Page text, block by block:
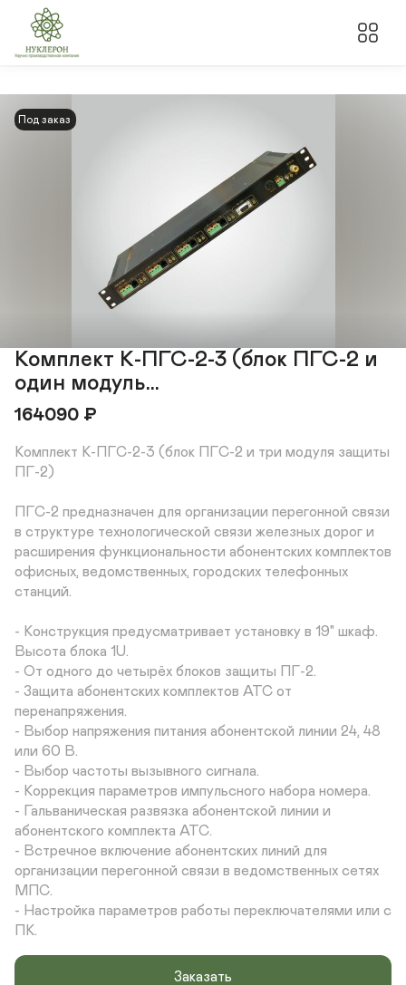
Под заказ
Комплект К-ПГС-2-3 (блок ПГС-2 и
один модуль...
164090 ₽
Комплект К-ПГС-2-3 (блок ПГС-2 и три модуля защиты
ПГ-2)
ПГС-2 предназначен для организации перегонной связи
в структуре технологической связи железных дорог и
расширения функциональности абонентских комплектов
офисных, ведомственных, городских телефонных
станций.
- Конструкция предусматривает установку в 19" шкаф.
Высота блока 1U.
- От одного до четырёх блоков защиты ПГ-2.
- Защита абонентских комплектов АТС от
перенапряжения.
- Выбор напряжения питания абонентской линии 24, 48
или 60 В.
- Выбор частоты вызывного сигнала.
- Коррекция параметров импульсного набора номера.
- Гальваническая развязка абонентской линии и
абонентского комплекта АТС.
- Встречное включение абонентских линий для
организации перегонной связи в ведомственных сетях
МПС.
- Настройка параметров работы переключателями или с
ПК.
Заказать